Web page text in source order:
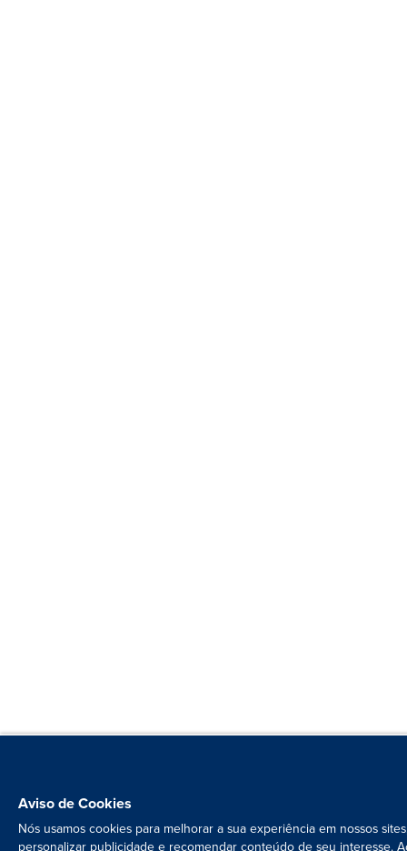
Aviso de Cookies
Nós usamos cookies para melhorar a sua experiência em nossos
personalizar publicidade e recomendar conteúdo de seu interesse.